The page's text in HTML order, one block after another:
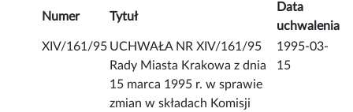
Numer Tytuł
Data
uchwalenia
XIV/161/95 UCHWAŁA NR XIV/161/95
Rady Miasta Krakowa z dnia
15 marca 1995 r. w sprawie
zmian w składach Komisji
1995-03-
15